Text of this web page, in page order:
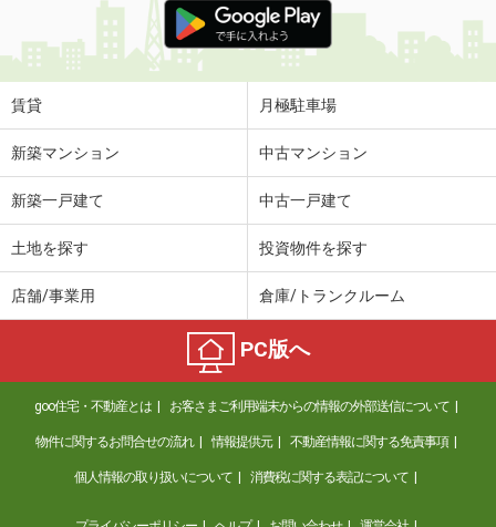
賃貸 月極駐車場
新築マンション 中古マンション
新築一戸建て 中古一戸建て
土地を探す 投資物件を探す
店舗/事業用 倉庫/トランクルーム
PC版へ
goo住宅・不動産とは お客さまご利用端末からの情報の外部送信について
物件に関するお問合せの流れ 情報提供元 不動産情報に関する免責事項
個人情報の取り扱いについて 消費税に関する表記について